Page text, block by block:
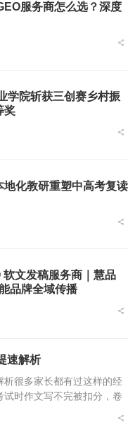
服务商怎么选？深度
学院斩获三创赛乡村振
奖
地化教研重塑中高考复读
文发稿服务商｜慧品
品牌全域传播
速解析
很多家长都有过这样的经
时作文写不完被扣分，卷
查显示，67%的小学生存